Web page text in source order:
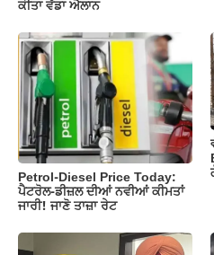
ਕੀਤਾ ਵੱਡਾ ਐਲਾਨ
Petrol-Diesel Price Today:
ਪੈਟਰੋਲ-ਡੀਜ਼ਲ ਦੀਆਂ ਨਵੀਆਂ ਕੀਮਤਾਂ
ਜਾਰੀ! ਜਾਣੋ ਤਾਜ਼ਾ ਰੇਟ